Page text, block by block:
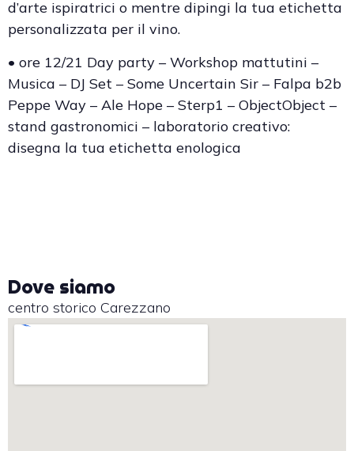
d’arte ispiratrici o mentre dipingi la tua etichetta
personalizzata per il vino.
• ore 12/21 Day party – Workshop mattutini –
Musica – DJ Set – Some Uncertain Sir – Falpa b2b
Peppe Way – Ale Hope – Sterp1 – ObjectObject –
stand gastronomici – laboratorio creativo:
disegna la tua etichetta enologica
Dove siamo
centro storico Carezzano